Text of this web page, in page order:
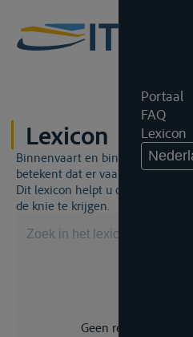
Portaal
FAQ
Lexicon
Lexicon
Binnenvaart en
betekent dat er vaak een
Dit lexicon helpt u om een aantal
de knie te krijgen.
Geen resultaat voor